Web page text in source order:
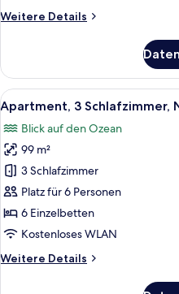
Weitere Details
Weitere
2 Schlafzimmer,
Nichtraucher,
Annex
Alle
Fotos
für
Apartment,
3 Schlafzimmer,
Nichtraucher,
Annex
anzeigen
5
Apartment, 3 Schlafzimmer,
Blick auf den Ozean
99 m²
3 Schlafzimmer
Platz für 6 Personen
6 Einzelbetten
Kostenloses WLAN
Weitere Details
Weitere